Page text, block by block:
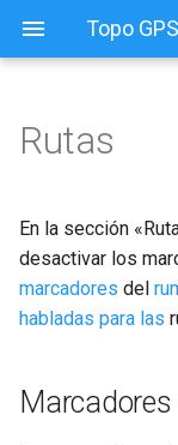
Marcadores de
ruta
Marcadores de
Instrucciones
Rutas
En la sección
desactivar los
marcadores del
habladas para las